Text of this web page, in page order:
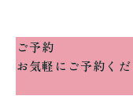
ご予約
お気軽にご予約くだ